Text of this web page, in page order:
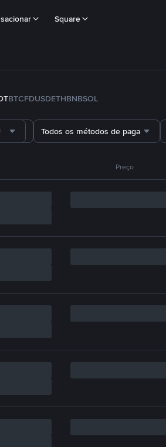
Square
BTCFDUSDETHBNBSOL
Todos os métodos de pagamento
Preço